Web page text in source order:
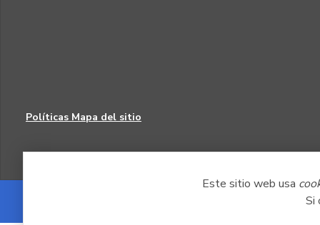
Este sitio web usa
Si
Políticas Mapa del sitio